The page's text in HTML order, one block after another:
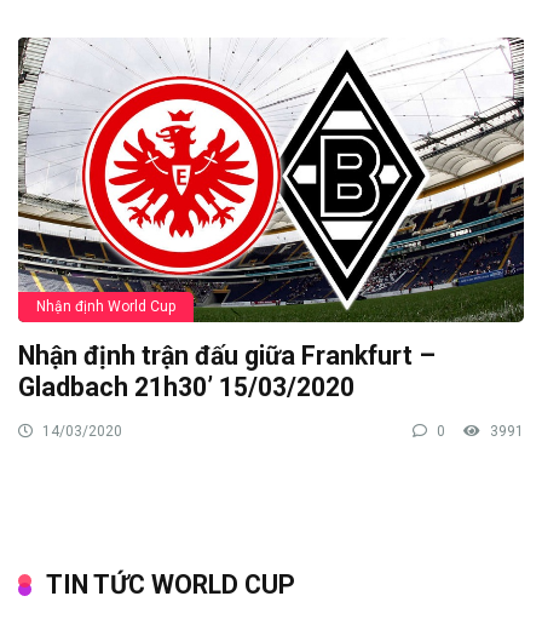
Nhận định World Cup
Nhận định trận đấu giữa Frankfurt –
Gladbach 21h30’ 15/03/2020
14/03/2020 0 3991
TIN TỨC WORLD CUP